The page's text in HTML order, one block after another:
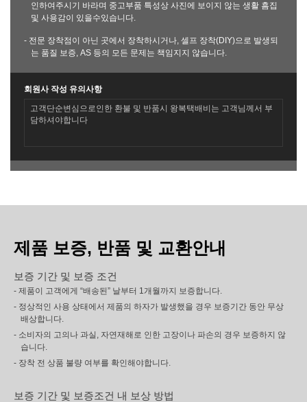
인하여주시기 바라며 중고부품 특성상 사진에 보이지 않는 생활 흠집
및 사용감이 있을수있습니다.
- 전문 장착점이 아닌 곳에서 장착하시거나, 셀프 장착(DIY)으로 발생되
는 품질 보증, AS 등의 모든 문제는 책임지지 않습니다.
회원사 작성 유의사항
고객단순변심으로인한 환불 및 반품시 왕복택배비는 고객님께서 부
담하셔야합니다
제품 보증, 반품 및 교환안내
보증 기간 및 보증 조건
- 제품이 고객에게 “배송된” 날부터 1개월까지 보증합니다.
- 정상적인 사용 상태에서 제품의 하자가 발생했을 경우 보증기간 동안 무상
배상합니다.
- 소비자의 고의나 과실, 자연재해로 인한 고장이나 파손의 경우 보증하지 않
습니다.
- 장착 전 상품 불량 여부를 확인해야합니다.
보증 기간 및 보증조건 내 보상 방법